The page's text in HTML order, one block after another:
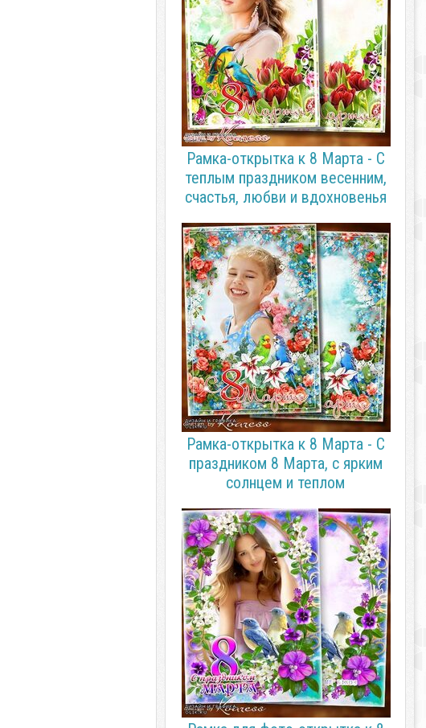
Рамка-открытка к 8 Марта - С
теплым праздником весенним,
счастья, любви и вдохновенья
Рамка-открытка к 8 Марта - С
праздником 8 Марта, с ярким
солнцем и теплом